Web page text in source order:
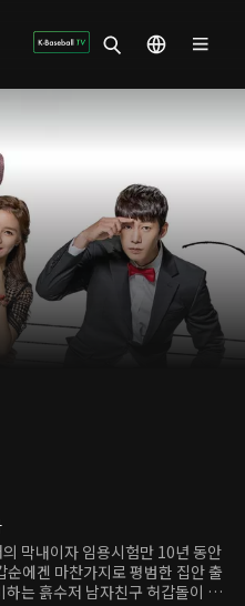
막내이자 임용시험만 10년 동안
에겐 마찬가지로 평범한 집안 출
는 흙수저 남자친구 허갑돌이 있